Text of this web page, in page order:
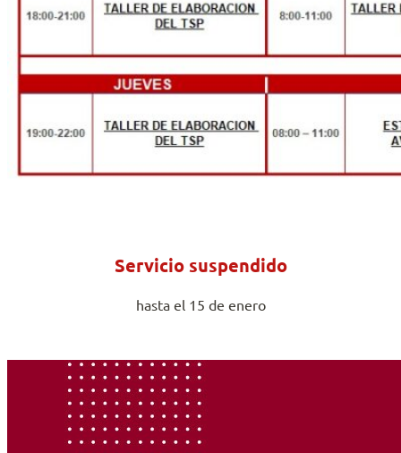
Servicio suspendido
hasta el 15 de enero